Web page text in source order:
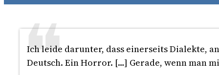
Ich leide darunter, dass einerseits Dialekte,
Deutsch. Ein Horror. […] Gerade, wenn man